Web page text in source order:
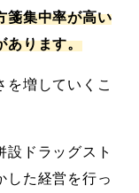
箋集中率が高い
あります。
を増していくこ
設ドラッグスト
した経営を行っ